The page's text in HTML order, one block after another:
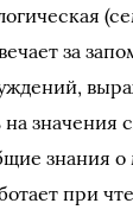
за
значения
знания
при